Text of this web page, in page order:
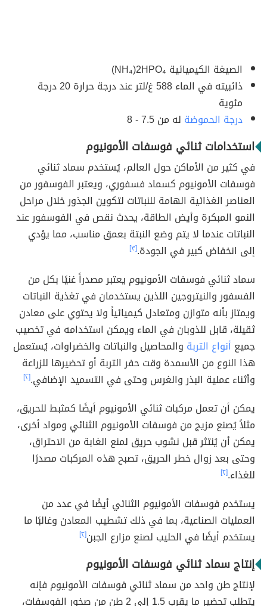
الصيغة الكيميائية NH₄)2HPO₄)
ذائبيته في الماء 588 غ/لتر عند درجة حرارة 20 درجة
مئوية
درجة الحموضة له من 7.5 - 8
استخدامات ثنائي فوسفات الأمونيوم
في كثير من الأماكن حول العالم، يُستخدم سماد ثنائي
فوسفات الأمونيوم كسماد فسفوري، ويعتبر الفوسفور من
العناصر الغذائية الهامة للنباتات لتكوين الجذور خلال مراحل
النمو المبكرة وأيض الطاقة، يحدث نقص في الفوسفور عند
النباتات عندما لا يتم وضع النبتة بعمق مناسب، مما يؤدي
إلى انخفاض كبير في الجودة.[٣]
سماد ثنائي فوسفات الأمونيوم يعتبر مصدراً غنيًا بكل من
الفسفور والنيتروجين اللذين يستخدمان في تغذية النباتات
ويمتاز بأنه متوازن ومتعادل كيميائياً ولا يحتوي على معادن
ثقيلة، قابل للذوبان في الماء ويمكن استخدامه في تخصيب
جميع أنواع التربة والمحاصيل والنباتات والخضراوات، يُستعمل
هذا النوع من الأسمدة وقت حفر التربة أو تحضيرها للزراعة
وأثناء عملية البذر والغرس وحتى في التسميد الإضافي.[٢]
يمكن أن تعمل مركبات ثنائي الأمونيوم أيضًا كمثبط للحريق،
مثلاً يُصنع مزيج من فوسفات الأمونيوم الثنائي ومواد أخرى،
يمكن أن يُنتثر قبل نشوب حريق لمنع الغابة من الاحتراق،
وحتى بعد زوال خطر الحريق، تصبح هذه المركبات مصدرًا
للغذاء.[٢]
يستخدم فوسفات الأمونيوم الثنائي أيضًا في عدد من
العمليات الصناعية، بما في ذلك تشطيب المعادن وغالبًا ما
يستخدم أيضًا في الحليب لصنع مزارع الجبن[٢]
إنتاج سماد ثنائي فوسفات الأمونيوم
لإنتاج طن واحد من سماد ثنائي فوسفات الأمونيوم فإنه
يتطلب تحضير ما يقرب 1.5 إلى 2 طن من صخور الفوسفات،